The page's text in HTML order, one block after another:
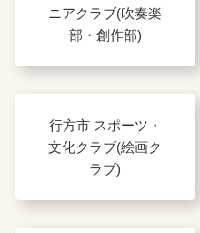
ニアクラブ(吹奏楽
部・創作部)
行方市 スポーツ・
文化クラブ(絵画ク
ラブ)